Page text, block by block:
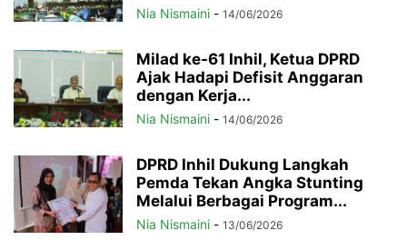
Nia Nismaini - 14/06/2026
Milad ke-61 Inhil, Ketua DPRD
Ajak Hadapi Defisit Anggaran
dengan Kerja...
Nia Nismaini - 14/06/2026
DPRD Inhil Dukung Langkah
Pemda Tekan Angka Stunting
Melalui Berbagai Program...
Nia Nismaini - 13/06/2026